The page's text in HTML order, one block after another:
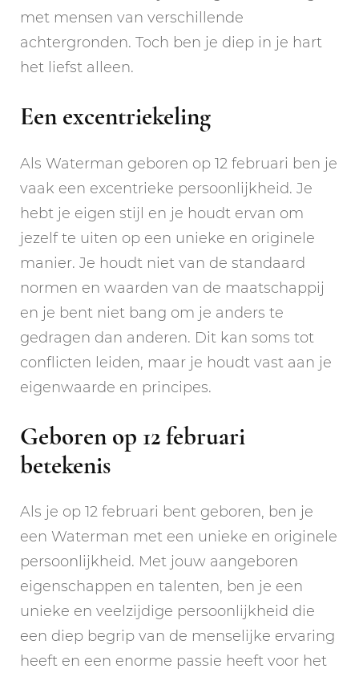
met mensen van verschillende
achtergronden. Toch ben je diep in je hart
het liefst alleen.
Een excentriekeling
Als Waterman geboren op 12 februari ben je
vaak een excentrieke persoonlijkheid. Je
hebt je eigen stijl en je houdt ervan om
jezelf te uiten op een unieke en originele
manier. Je houdt niet van de standaard
normen en waarden van de maatschappij
en je bent niet bang om je anders te
gedragen dan anderen. Dit kan soms tot
conflicten leiden, maar je houdt vast aan je
eigenwaarde en principes.
Geboren op 12 februari
betekenis
Als je op 12 februari bent geboren, ben je
een Waterman met een unieke en originele
persoonlijkheid. Met jouw aangeboren
eigenschappen en talenten, ben je een
unieke en veelzijdige persoonlijkheid die
een diep begrip van de menselijke ervaring
heeft en een enorme passie heeft voor het